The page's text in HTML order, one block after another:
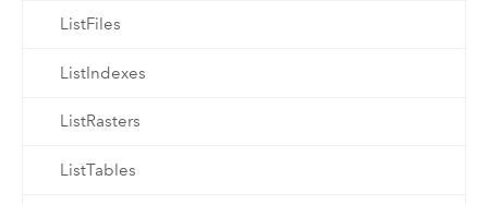
ListFiles
ListIndexes
ListRasters
ListTables